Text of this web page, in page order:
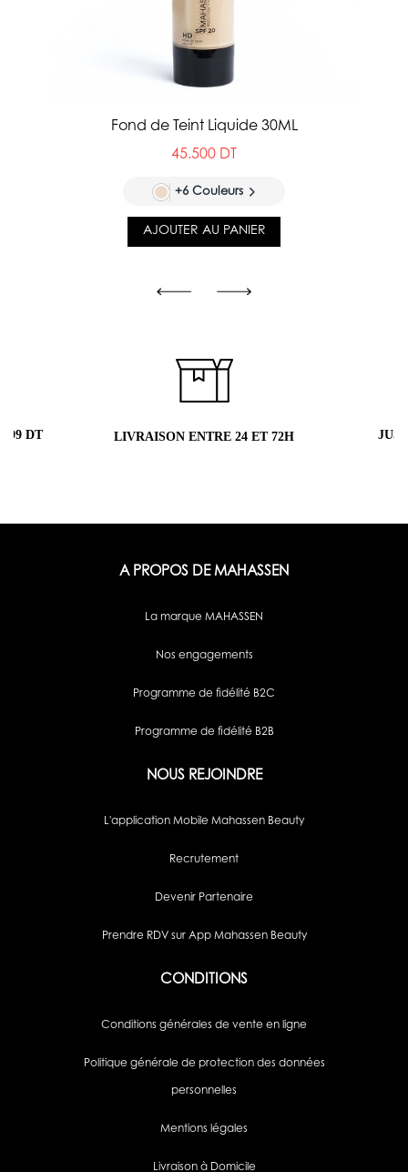
Fond de Teint Liquide 30ML
45.500 DT
+6 Couleurs
AJOUTER AU PANIER
99 DT LIVRAISON ENTRE 24 ET 72H
A PROPOS DE MAHASSEN
La marque MAHASSEN
Nos engagements
Programme de fidélité B2C
Programme de fidélité B2B
NOUS REJOINDRE
L'application Mobile Mahassen Beauty
Recrutement
Devenir Partenaire
Prendre RDV sur App Mahassen Beauty
CONDITIONS
Conditions générales de vente en ligne
Politique générale de protection des données
personnelles
Mentions légales
Livraison à Domicile